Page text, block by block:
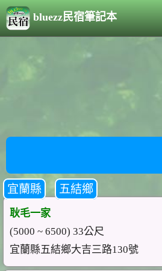
bluezz民宿筆記本
宜蘭縣 五結鄉
耿毛一家
(5000 ~ 6500) 33公尺
宜蘭縣五結鄉大吉三路130號